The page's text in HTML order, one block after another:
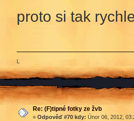
proto si tak
L
Re: (F)tipné fotky ze žvb
« Odpověď #70 kdy: Únor 06, 2012,